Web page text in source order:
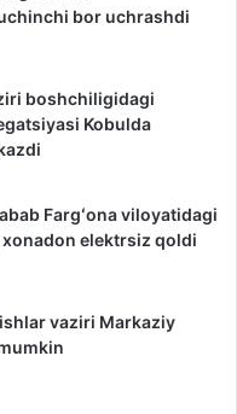
bor uchrashdi
boshchiligidagi
Kobulda
Fargʻona viloyatidagi
elektrsiz qoldi
vaziri Markaziy